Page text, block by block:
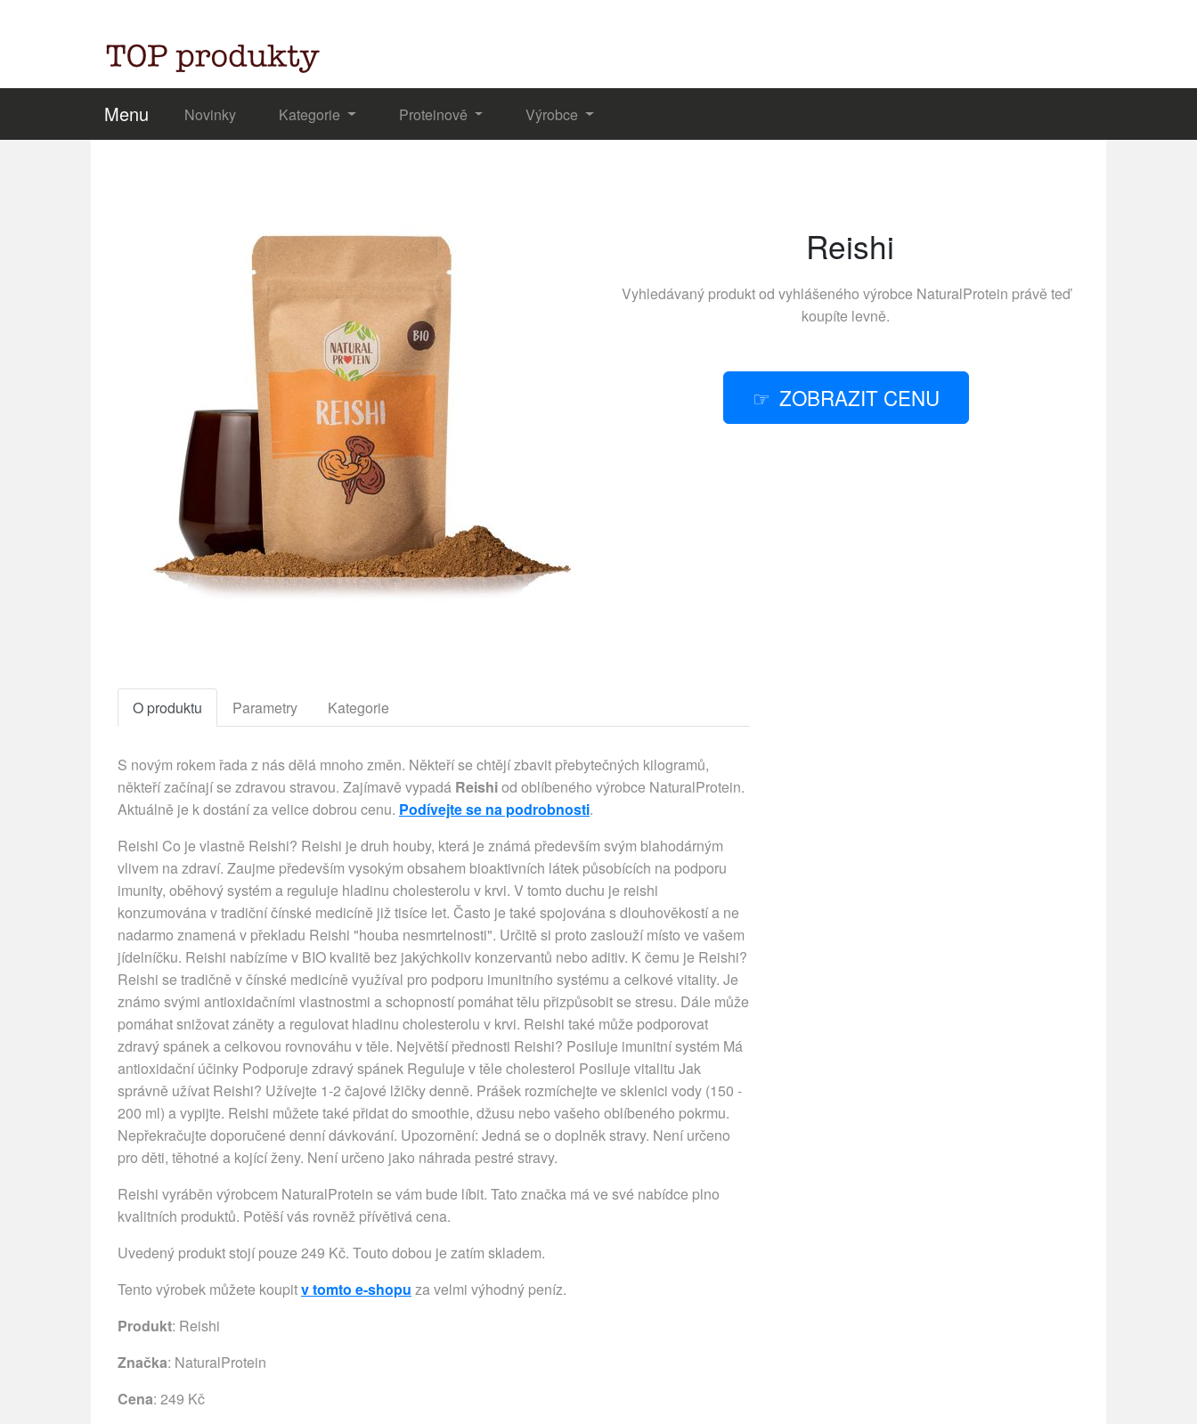
Menu Novinky Kategorie Proteinově Výrobce
Reishi
Vyhledávaný produkt od vyhlášeného výrobce NaturalProtein právě teď
koupíte levně.
ZOBRAZIT CENU
O produktu Parametry Kategorie
S novým rokem řada z nás dělá mnoho změn. Někteří se chtějí zbavit přebytečných kilogramů,
někteří začínají se zdravou stravou. Zajímavě vypadá Reishiod oblíbeného výrobce NaturalProtein.
Aktuálně je k dostání za velice dobrou cenu. Podívejte se na podrobnosti.
Reishi Co je vlastně Reishi? Reishi je druh houby, která je známá především svým blahodárným
vlivem na zdraví. Zaujme především vysokým obsahem bioaktivních látek působících na podporu
imunity, oběhový systém a reguluje hladinu cholesterolu v krvi. V tomto duchu je reishi
konzumována v tradiční čínské medicíně již tisíce let. Často je také spojována s dlouhověkostí a ne
nadarmo znamená v překladu Reishi "houba nesmrtelnosti". Určitě si proto zaslouží místo ve vašem
jídelníčku. Reishi nabízíme v BIO kvalitě bez jakýchkoliv konzervantů nebo aditiv. K čemu je Reishi?
Reishi se tradičně v čínské medicíně využíval pro podporu imunitního systému a celkové vitality. Je
známo svými antioxidačními vlastnostmi a schopností pomáhat tělu přizpůsobit se stresu. Dále může
pomáhat snižovat záněty a regulovat hladinu cholesterolu v krvi. Reishi také může podporovat
zdravý spánek a celkovou rovnováhu v těle. Největší přednosti Reishi? Posiluje imunitní systém Má
antioxidační účinky Podporuje zdravý spánek Reguluje v těle cholesterol Posiluje vitalitu Jak
správně užívat Reishi? Užívejte 1-2 čajové lžičky denně. Prášek rozmíchejte ve sklenici vody (150 -
200 ml) a vypijte. Reishi můžete také přidat do smoothie, džusu nebo vašeho oblíbeného pokrmu.
Nepřekračujte doporučené denní dávkování. Upozornění: Jedná se o doplněk stravy. Není určeno
pro děti, těhotné a kojící ženy. Není určeno jako náhrada pestré stravy.
Reishi vyráběn výrobcem NaturalProtein se vám bude líbit. Tato značka má ve své nabídce plno
kvalitních produktů. Potěší vás rovněž přívětivá cena.
Uvedený produkt stojí pouze 249 Kč. Touto dobou je zatím skladem.
Tento výrobek můžete koupitv tomto e-shopu za velmi výhodný peníz.
Produkt: Reishi
Značka: NaturalProtein
Cena: 249 Kč